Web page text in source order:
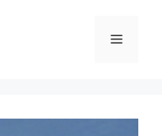
Menu